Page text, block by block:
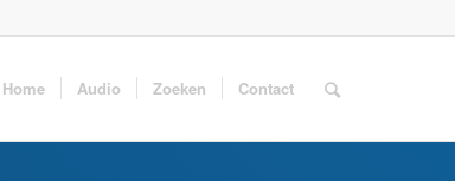
Home Audio Zoeken Contact